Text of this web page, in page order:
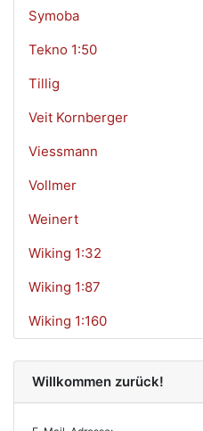
Symoba
Tekno 1:50
Tillig
Veit Kornberger
Viessmann
Vollmer
Weinert
Wiking 1:32
Wiking 1:87
Wiking 1:160
Willkommen zurück!